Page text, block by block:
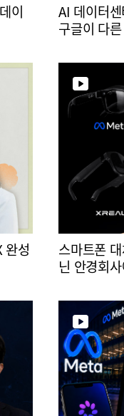
이
AI 데이터
구글이 다
완성
스마트폰
닌 안경회